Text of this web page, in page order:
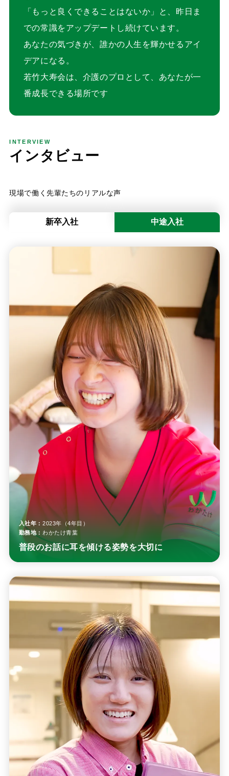
「もっと良くできることはないか」と、昨日ま
での常識をアップデートし続けています。
あなたの気づきが、誰かの人生を輝かせるアイ
デアになる。
若竹大寿会は、介護のプロとして、あなたが一
番成長できる場所です
INTERVIEW
イ ンタ ビュー
現場で働く先輩たちのリアルな声
新卒入社 中途入社
入社年： 2023年（4年目）
勤務地： わかたけ青葉
普段のお話に耳を傾ける姿勢を大切に